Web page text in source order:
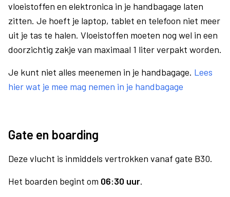
vloeistoffen en elektronica in je handbagage laten
zitten. Je hoeft je laptop, tablet en telefoon niet meer
uit je tas te halen. Vloeistoffen moeten nog wel in een
doorzichtig zakje van maximaal 1 liter verpakt worden.
Je kunt niet alles meenemen in je handbagage. Lees
hier wat je mee mag nemen in je handbagage
Gate en boarding
Deze vlucht is inmiddels vertrokken vanaf gate B30.
Het boarden begint om 06:30 uur.